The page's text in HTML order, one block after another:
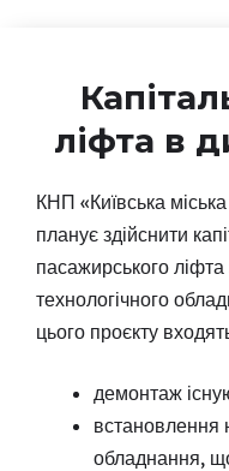
ліфта в
КНП «Київська
планує здійснити
пасажирського
технологічного
цього проєкту
демонтаж
встановлення
обладнання,